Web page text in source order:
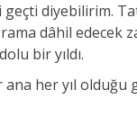
geçti diyebilirim.
dâhil edecek
bir yıldı.
ana her yıl